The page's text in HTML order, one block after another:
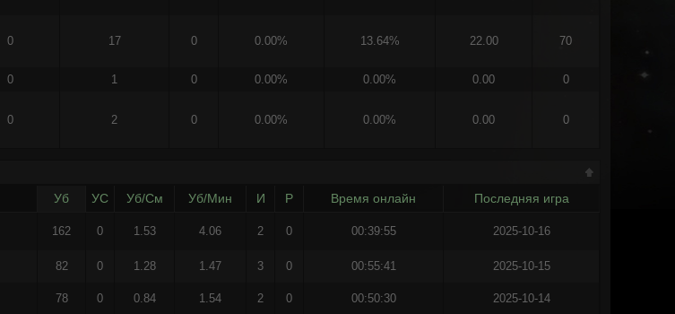
0 17 0 0.00% 13.64% 22.00 70
0 1 0 0.00% 0.00% 0.00 0
0 2 0 0.00% 0.00% 0.00 0
Уб УС Уб/См Уб/Мин И Р Время онлайн Последняя игра
162 0 1.53 4.06 2 0 00:39:55 2025-10-16
82 0 1.28 1.47 3 0 00:55:41 2025-10-15
78 0 0.84 1.54 2 0 00:50:30 2025-10-14